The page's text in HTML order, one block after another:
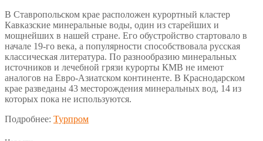
В Ставропольском крае расположен курортный кластер
Кавказские минеральные воды, один из старейших и
мощнейших в нашей стране. Его обустройство стартовало в
начале 19-го века, а популярности способствовала русская
классическая литература. По разнообразию минеральных
источников и лечебной грязи курорты КМВ не имеют
аналогов на Евро-Азиатском континенте. В Краснодарском
крае разведаны 43 месторождения минеральных вод, 14 из
которых пока не используются.
Подробнее: Турпром